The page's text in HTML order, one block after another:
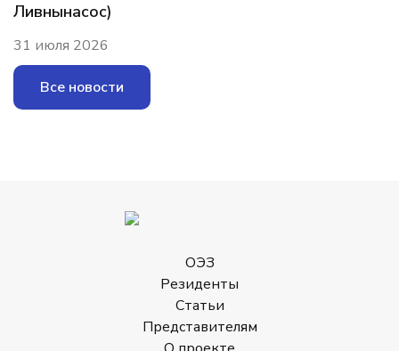
Ливнынасос)
31 июля 2026
Все новости
ОЭЗ
Резиденты
Статьи
Представителям